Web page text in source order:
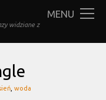
widziane z
MENU
, woda